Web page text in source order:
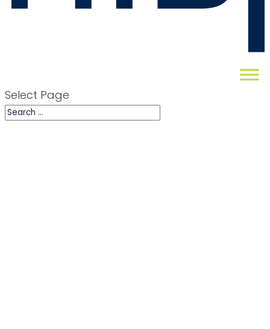
Select Page